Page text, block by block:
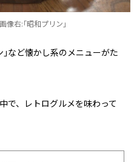
右:｢昭和プリン｣
など懐かし系のメニューがた
で、レトログルメを味わって